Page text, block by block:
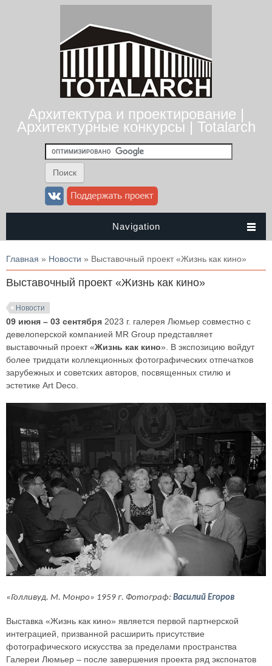
Архитектура и проектирование |
Архитектурные конкурсы | Totalarch
Navigation
Вы здесь
Главная » Новости » Выставочный проект «Жизнь как кино»
Выставочный проект «Жизнь как кино»
Новости
09 июня – 03 сентября 2023 г. галерея Люмьер совместно с
девелоперской компанией MR Group представляет
выставочный проект «Жизнь как кино». В экспозицию войдут
более тридцати коллекционных фотографических отпечатков
зарубежных и советских авторов, посвященных стилю и
эстетике Art Deco.
«Голливуд. М. Монро» 1959 г. Фотограф: Василий Егоров
Выставка «Жизнь как кино» является первой партнерской
интеграцией, призванной расширить присутствие
фотографического искусства за пределами пространства
Галереи Люмьер – после завершения проекта ряд экспонатов